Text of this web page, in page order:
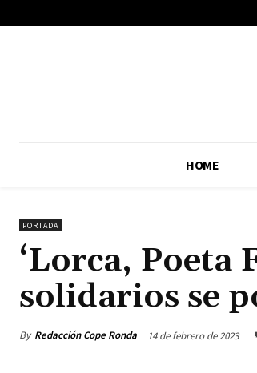
HOME
PORTADA
‘Lorca, Poeta
solidarios se
By Redacción Cope Ronda 14 de febrero de 2023